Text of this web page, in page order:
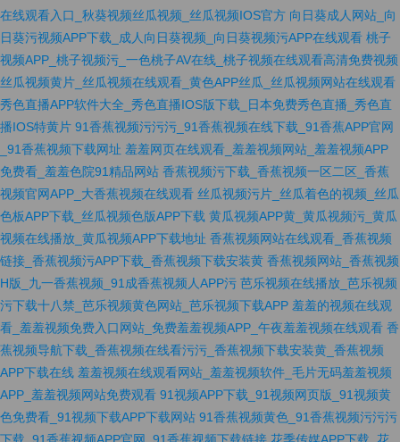
在线观看入口_秋葵视频丝瓜视频_丝瓜视频IOS官方 向日葵成人网站_向
日葵污视频APP下载_成人向日葵视频_向日葵视频污APP在线观看 桃子
视频APP_桃子视频污_一色桃子AV在线_桃子视频在线观看高清免费视频
丝瓜视频黄片_丝瓜视频在线观看_黄色APP丝瓜_丝瓜视频网站在线观看
秀色直播APP软件大全_秀色直播IOS版下载_日本免费秀色直播_秀色直
播IOS特黄片 91香蕉视频污污污_91香蕉视频在线下载_91香蕉APP官网
_91香蕉视频下载网址 羞羞网页在线观看_羞羞视频网站_羞羞视频APP
免费看_羞羞色院91精品网站 香蕉视频污下载_香蕉视频一区二区_香蕉
视频官网APP_大香蕉视频在线观看 丝瓜视频污片_丝瓜着色的视频_丝瓜
色板APP下载_丝瓜视频色版APP下载 黄瓜视频APP黄_黄瓜视频污_黄瓜
视频在线播放_黄瓜视频APP下载地址 香蕉视频网站在线观看_香蕉视频
链接_香蕉视频污APP下载_香蕉视频下载安装黄 香蕉视频网站_香蕉视频
H版_九一香蕉视频_91成香蕉视频人APP污 芭乐视频在线播放_芭乐视频
污下载十八禁_芭乐视频黄色网站_芭乐视频下载APP 羞羞的视频在线观
看_羞羞视频免费入口网站_免费羞羞视频APP_午夜羞羞视频在线观看 香
蕉视频导航下载_香蕉视频在线看污污_香蕉视频下载安装黄_香蕉视频
APP下载在线 羞羞视频在线观看网站_羞羞视频软件_毛片无码羞羞视频
APP_羞羞视频网站免费观看 91视频APP下载_91视频网页版_91视频黄
色免费看_91视频下载APP下载网站 91香蕉视频黄色_91香蕉视频污污污
下载_91香蕉视频APP官网_91香蕉视频下载链接 花季传媒APP下载_花